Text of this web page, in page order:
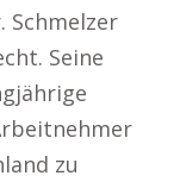
Schmelzer
Seine
zu